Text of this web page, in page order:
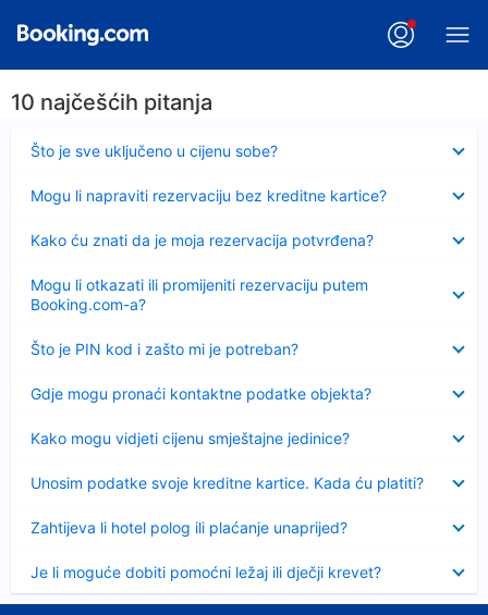
10 najčešćih pitanja
Što je sve uključeno u cijenu sobe?
Sažeto
Mogu li napraviti rezervaciju bez kreditne kartice?
Kako ću znati da je moja rezervacija potvrđena?
Mogu li otkazati ili promijeniti rezervaciju putem
Booking.com-a?
Što je PIN kod i zašto mi je potreban?
Sažeto
Gdje mogu pronaći kontaktne podatke objekta?
Kako mogu vidjeti cijenu smještajne jedinice?
Unosim podatke svoje kreditne kartice. Kada ću platiti?
Zahtijeva li hotel polog ili plaćanje unaprijed?
Je li moguće dobiti pomoćni ležaj ili dječji krevet?